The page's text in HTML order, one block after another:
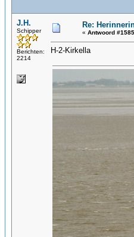
J.H.
Schipper
Berichten:
2214
Re:
« Antwoord
H-2-Kirkella